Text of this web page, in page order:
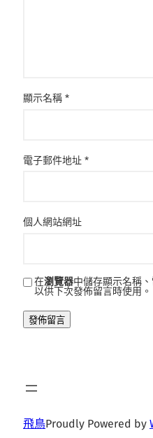
顯示名稱 *
電子郵件地址 *
個人網站網址
在瀏覽器中儲存顯示名稱
以供下次發佈留言時使用。
飛鳥Proudly Powered by